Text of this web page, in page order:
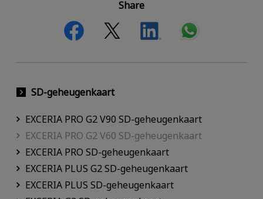
Share
SD-geheugenkaart
EXCERIA PRO G2 V90 SD-geheugenkaart
EXCERIA PRO G2 V60 SD-geheugenkaart
EXCERIA PRO SD-geheugenkaart
EXCERIA PLUS G2 SD-geheugenkaart
EXCERIA PLUS SD-geheugenkaart